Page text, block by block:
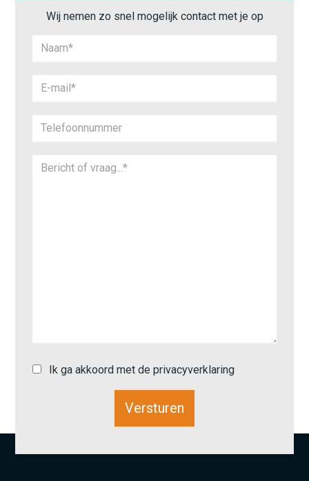
Wij nemen zo snel mogelijk contact met je op
Ik ga akkoord met de privacyverklaring